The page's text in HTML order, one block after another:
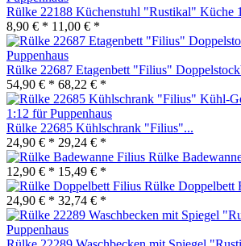
Rülke 22188 Küchenstuhl "Rustikal" Küche
8,90 € * 11,00 € *
Rülke 22687 Etagenbett "Filius"
54,90 € * 68,22 € *
Rülke 22685 Kühlschrank "Filius"...
24,90 € * 29,24 € *
Rülke
12,90 € * 15,49 € *
Rülke Doppelbett
24,90 € * 32,74 € *